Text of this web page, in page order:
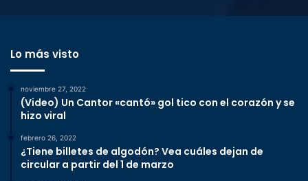
Lo más visto
noviembre 27, 2022
(Video) Un Cantor «cantó» gol tico con el corazón y se
hizo viral
febrero 26, 2022
¿Tiene billetes de algodón? Vea cuáles dejan de
circular a partir del 1 de marzo